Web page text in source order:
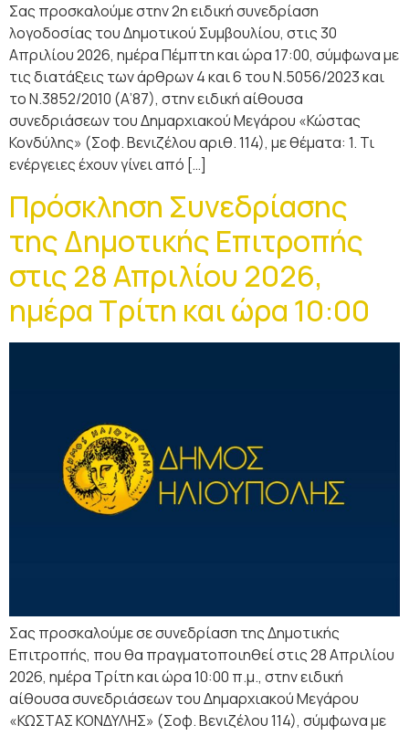
Σας προσκαλούμε στην 2η ειδική συνεδρίαση
λογοδοσίας του Δημοτικού Συμβουλίου, στις 30
Απριλίου 2026, ημέρα Πέμπτη και ώρα 17:00, σύμφωνα με
τις διατάξεις των άρθρων 4 και 6 του Ν.5056/2023 και
το Ν.3852/2010 (Α’87), στην ειδική αίθουσα
συνεδριάσεων του Δημαρχιακού Μεγάρου «Κώστας
Κονδύλης» (Σοφ. Βενιζέλου αριθ. 114), με θέματα: 1. Τι
ενέργειες έχουν γίνει από […]
Πρόσκληση Συνεδρίασης
της Δημοτικής Επιτροπής
στις 28 Απριλίου 2026,
ημέρα Τρίτη και ώρα 10:00
Σας προσκαλούμε σε συνεδρίαση της Δημοτικής
Επιτροπής, που θα πραγματοποιηθεί στις 28 Απριλίου
2026, ημέρα Τρίτη και ώρα 10:00 π.μ., στην ειδική
αίθουσα συνεδριάσεων του Δημαρχιακού Μεγάρου
«ΚΩΣΤΑΣ ΚΟΝΔΥΛΗΣ» (Σοφ. Βενιζέλου 114), σύμφωνα με